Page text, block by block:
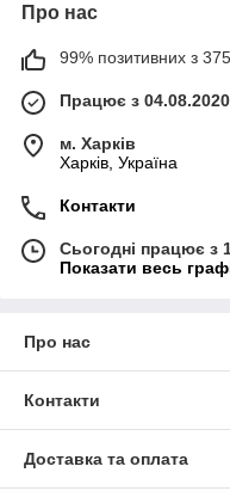
Про нас
99% позитивних з 375
Працює з 04.08.2020
м. Харків
Харків, Україна
Контакти
Сьогодні працює з
Показати весь
Про нас
Контакти
Доставка та оплата